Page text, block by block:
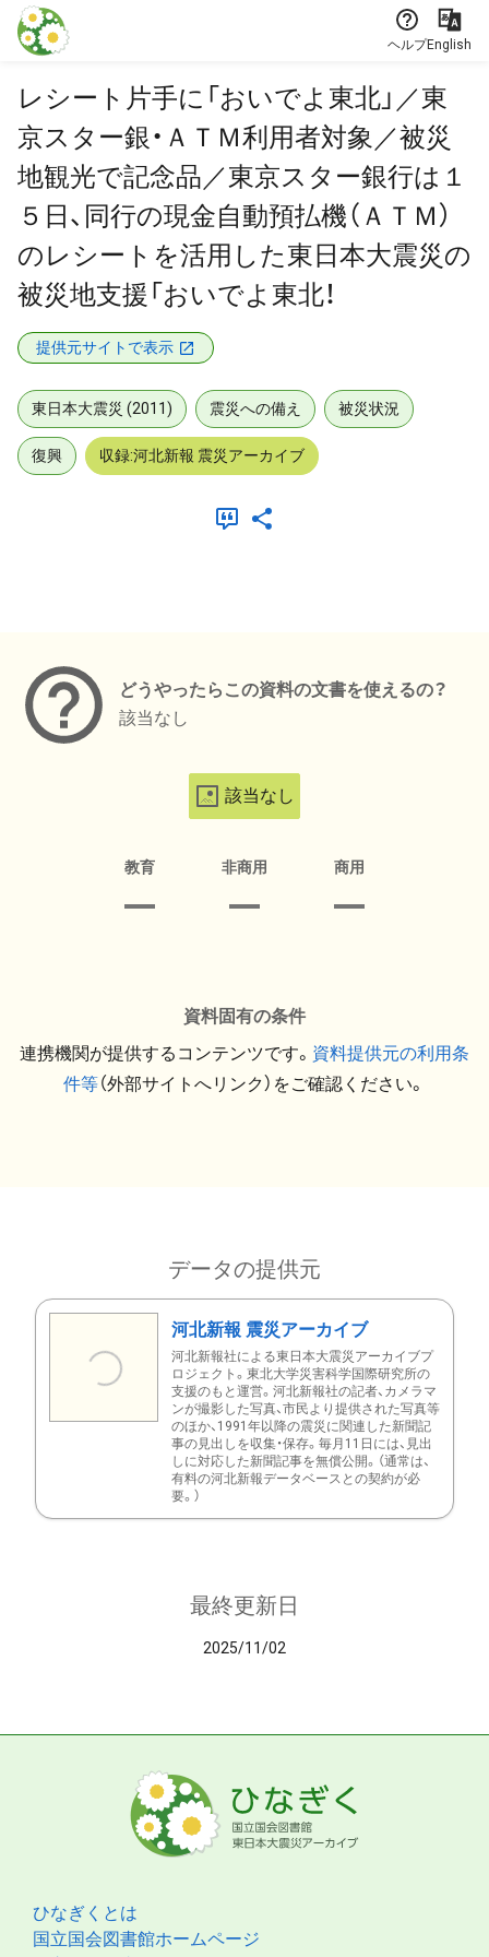
本文に飛ぶ
ヘルプEnglish
レシート片手に「おいでよ東北」／東
京スター銀・ＡＴＭ利用者対象／被災
地観光で記念品／東京スター銀行は１
５日、同行の現金自動預払機（ＡＴＭ）
のレシートを活用した東日本大震災の
被災地支援「おいでよ東北！
提供元サイトで表示
東日本大震災 (2011) 震災への備え 被災状況
復興 収録:河北新報 震災アーカイブ
どうやったらこの資料の文書を使えるの？
該当なし
該当なし
教育 非商用 商用
資料固有の条件
連携機関が提供するコンテンツです。 資料提供元の利用条
件等（外部サイトへリンク）をご確認ください。
データの提供元
河北新報 震災アーカイブ
河北新報社による東日本大震災アーカイブプ
ロジェクト。東北大学災害科学国際研究所の
支援のもと運営。河北新報社の記者、カメラマ
ンが撮影した写真、市民より提供された写真等
のほか、1991年以降の震災に関連した新聞記
事の見出しを収集・保存。毎月11日には、見出
しに対応した新聞記事を無償公開。（通常は、
有料の河北新報データベースとの契約が必
要。）
最終更新日
2025/11/02
ひなぎくとは
国立国会図書館ホームページ